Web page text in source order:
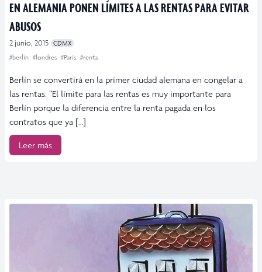
EN ALEMANIA PONEN LÍMITES A LAS RENTAS PARA EVITAR
ABUSOS
2 junio, 2015 CDMX
#berlín #londres #París #renta
Berlín se convertirá en la primer ciudad alemana en congelar a
las rentas. “El límite para las rentas es muy importante para
Berlín porque la diferencia entre la renta pagada en los
contratos que ya […]
Leer más